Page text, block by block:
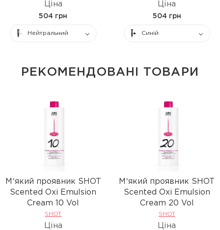
Ціна
504 грн
Нейтральний
Ціна
504 грн
Синій
РЕКОМЕНДОВАНІ ТОВАРИ
Мʼякий проявник SHOT
Scented Oxi Emulsion
Cream 10 Vol
SHOT
Ціна
Мʼякий проявник SHOT
Scented Oxi Emulsion
Cream 20 Vol
SHOT
Ціна